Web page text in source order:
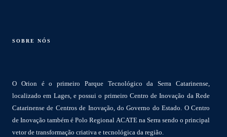
SOBRE NÓS
O Orion é o primeiro Parque Tecnológico da Serra Catarinense,
localizado em Lages, e possui o primeiro Centro de Inovação da Rede
Catarinense de Centros de Inovação, do Governo do Estado. O Centro
de Inovação também é Polo Regional ACATE na Serra sendo o principal
vetor de transformação criativa e tecnológica da região.